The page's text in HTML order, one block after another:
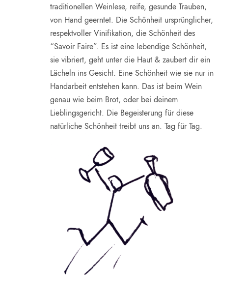
traditionellen Weinlese, reife, gesunde Trauben,
von Hand geerntet. Die Schönheit ursprünglicher,
respektvoller Vinifikation, die Schönheit des
“Savoir Faire”. Es ist eine lebendige Schönheit,
sie vibriert, geht unter die Haut & zaubert dir ein
Lächeln ins Gesicht. Eine Schönheit wie sie nur in
Handarbeit entstehen kann. Das ist beim Wein
genau wie beim Brot, oder bei deinem
Lieblingsgericht. Die Begeisterung für diese
natürliche Schönheit treibt uns an. Tag für Tag.